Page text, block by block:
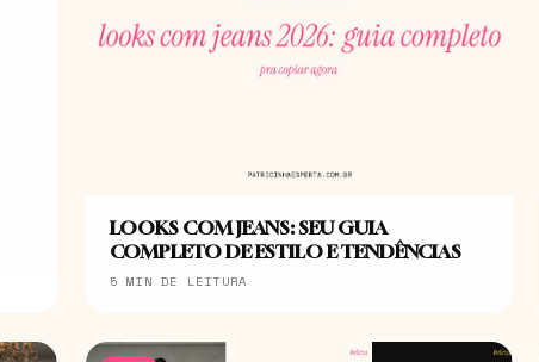
LOOKS COM JEANS: SEU GUIA
COMPLETO DE ESTILO E TENDÊNCIAS
5 MIN DE LEITURA